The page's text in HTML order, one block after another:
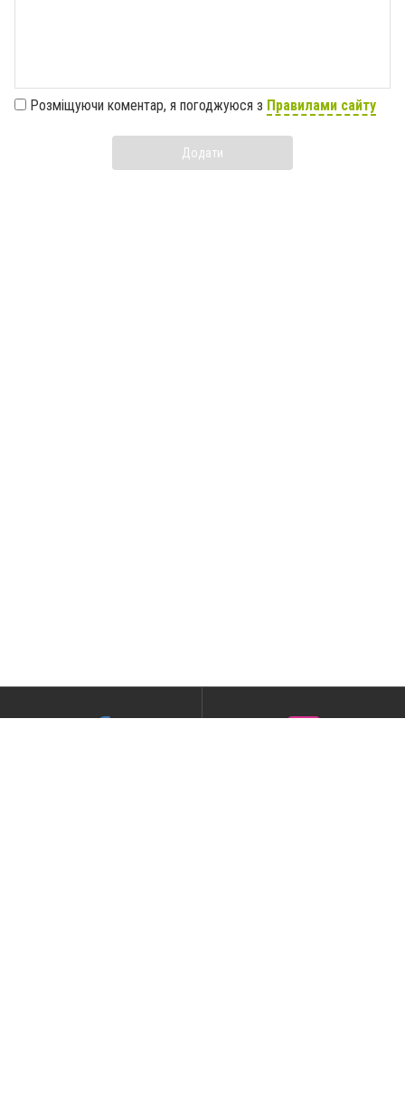
Розміщуючи коментар, я погоджуюся з Правилами сайту
Додати